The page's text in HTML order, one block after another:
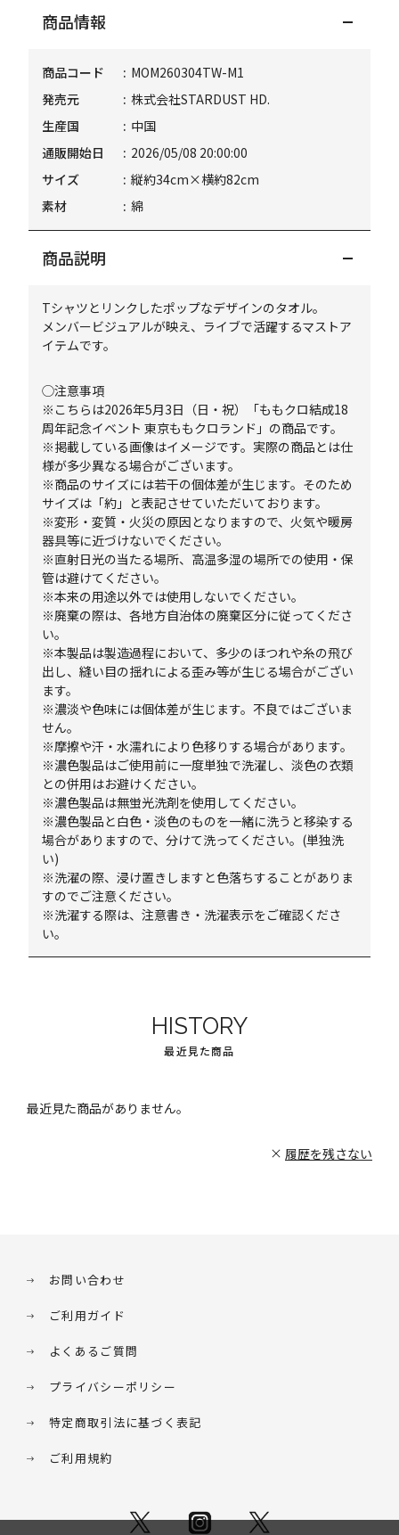
商品情報
商品コード
MOM260304TW-M1
発売元
株式会社STARDUST HD.
生産国
中国
通販開始日
2026/05/08 20:00:00
サイズ
縦約34cm×横約82cm
素材
綿
商品説明
Tシャツとリンクしたポップなデザインのタオル。
メンバービジュアルが映え、ライブで活躍するマストア
イテムです。
◯注意事項
※こちらは2026年5月3日（日・祝）「ももクロ結成18
周年記念イベント 東京ももクロランド」の商品です。
※掲載している画像はイメージです。実際の商品とは仕
様が多少異なる場合がございます。
※商品のサイズには若干の個体差が生じます。そのため
サイズは「約」と表記させていただいております。
※変形・変質・火災の原因となりますので、火気や暖房
器具等に近づけないでください。
※直射日光の当たる場所、高温多湿の場所での使用・保
管は避けてください。
※本来の用途以外では使用しないでください。
※廃棄の際は、各地方自治体の廃棄区分に従ってくださ
い。
※本製品は製造過程において、多少のほつれや糸の飛び
出し、縫い目の揺れによる歪み等が生じる場合がござい
ます。
※濃淡や色味には個体差が生じます。不良ではございま
せん。
※摩擦や汗・水濡れにより色移りする場合があります。
※濃色製品はご使用前に一度単独で洗濯し、淡色の衣類
との併用はお避けください。
※濃色製品は無蛍光洗剤を使用してください。
※濃色製品と白色・淡色のものを一緒に洗うと移染する
場合がありますので、分けて洗ってください。(単独洗
い)
※洗濯の際、浸け置きしますと色落ちすることがありま
すのでご注意ください。
※洗濯する際は、注意書き・洗濯表示をご確認くださ
い。
HISTORY
最近見た商品
最近見た商品がありません。
履歴を残さない
お問い合わせ
ご利用ガイド
よくあるご質問
プライバシーポリシー
特定商取引法に基づく表記
ご利用規約